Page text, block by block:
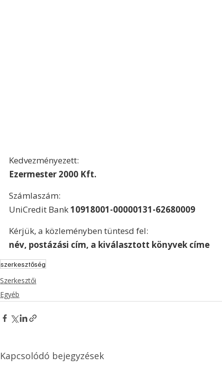
Kedvezményezett:
Ezermester 2000 Kft.
Számlaszám:
UniCredit Bank 10918001-00000131-62680009
Kérjük, a közleményben tüntesd fel:
név, postázási cím, a kiválasztott könyvek címe
szerkesztőség
Szerkesztői
Egyéb
Kapcsolódó bejegyzések